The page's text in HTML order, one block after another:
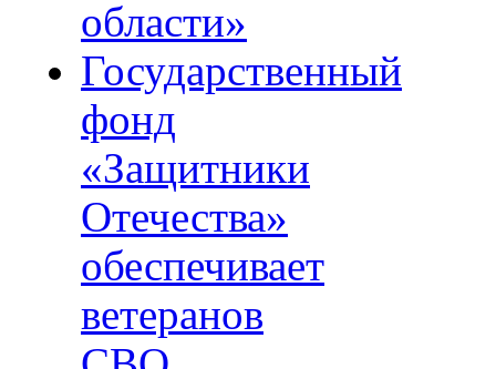
области»
Государственный
фонд
«Защитники
Отечества»
обеспечивает
ветеранов